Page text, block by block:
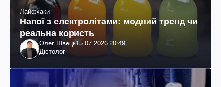
Лайфхаки
Напої з електролітами: модний тренд чи
реальна користь
Олег Швець15.07.2026 20:49
Дієтолог